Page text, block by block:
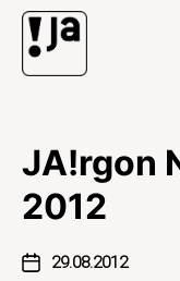
JA!rgon
2012
29.08.2012